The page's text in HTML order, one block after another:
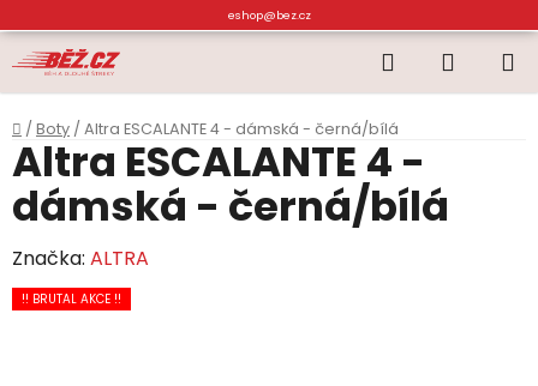
na
obsah
eshop@bez.cz
Hledat
KOŠÍK
Domů
/ Boty / Altra ESCALANTE 4 - dámská - černá/bílá
Altra ESCALANTE 4 -
dámská - černá/bílá
Značka: ALTRA
!! BRUTAL AKCE !!